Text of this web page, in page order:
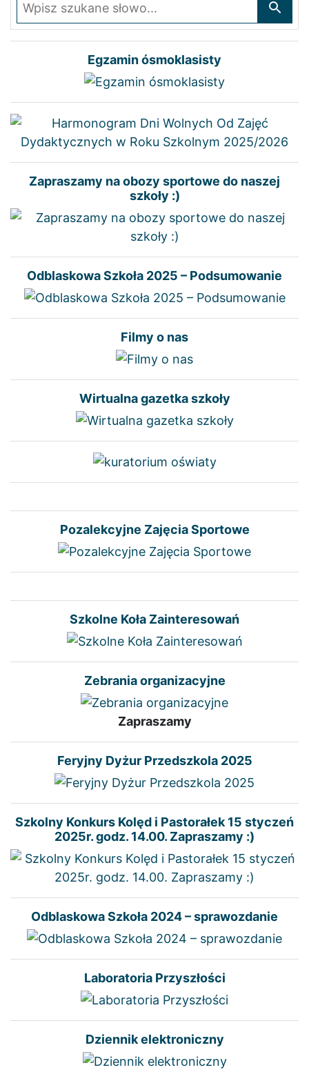
Egzamin ósmoklasisty
Zapraszamy na obozy sportowe do naszej
szkoły :)
Odblaskowa Szkoła 2025 – Podsumowanie
Filmy o nas
Wirtualna gazetka szkoły
Pozalekcyjne Zajęcia Sportowe
Szkolne Koła Zainteresowań
Zebrania organizacyjne
Zapraszamy
Feryjny Dyżur Przedszkola 2025
Szkolny Konkurs Kolęd i Pastorałek 15 styczeń
2025r. godz. 14.00. Zapraszamy :)
Odblaskowa Szkoła 2024 – sprawozdanie
Laboratoria Przyszłości
Dziennik elektroniczny